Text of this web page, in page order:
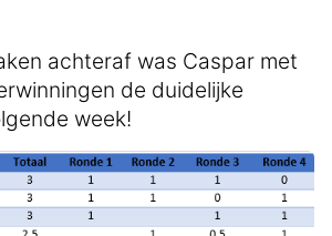
achteraf was Caspar met
de duidelijke
week!